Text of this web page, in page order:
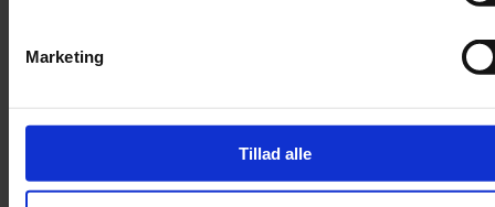
Marketing
Tillad alle